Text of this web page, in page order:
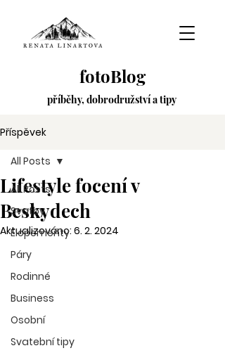
fotoBlog
příběhy,dobrodružstvía tipy
Příspěvek
All Posts
Svatby
Elopementy
Páry
Rodinné
Business
Osobní
Svatební tipy
All Posts
Lifestyle focení v
Beskydech
Aktualizováno: 6. 2. 2024